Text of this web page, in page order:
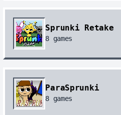
Sprunki Retake
8 games
ParaSprunki
8 games